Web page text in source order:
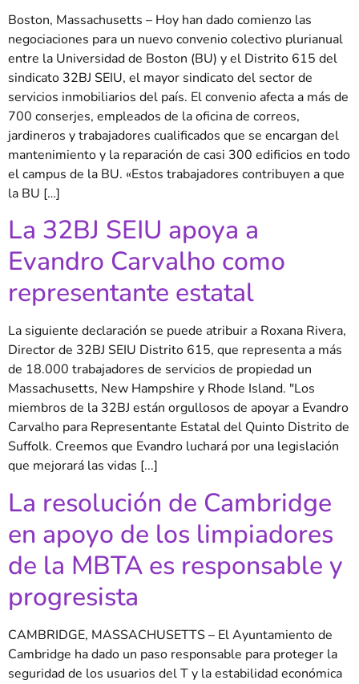
Boston, Massachusetts – Hoy han dado comienzo las
negociaciones para un nuevo convenio colectivo plurianual
entre la Universidad de Boston (BU) y el Distrito 615 del
sindicato 32BJ SEIU, el mayor sindicato del sector de
servicios inmobiliarios del país. El convenio afecta a más de
700 conserjes, empleados de la oficina de correos,
jardineros y trabajadores cualificados que se encargan del
mantenimiento y la reparación de casi 300 edificios en todo
el campus de la BU. «Estos trabajadores contribuyen a que
la BU […]
La 32BJ SEIU apoya a
Evandro Carvalho como
representante estatal
La siguiente declaración se puede atribuir a Roxana Rivera,
Director de 32BJ SEIU Distrito 615, que representa a más
de 18.000 trabajadores de servicios de propiedad un
Massachusetts, New Hampshire y Rhode Island. "Los
miembros de la 32BJ están orgullosos de apoyar a Evandro
Carvalho para Representante Estatal del Quinto Distrito de
Suffolk. Creemos que Evandro luchará por una legislación
que mejorará las vidas [...]
La resolución de Cambridge
en apoyo de los limpiadores
de la MBTA es responsable y
progresista
CAMBRIDGE, MASSACHUSETTS – El Ayuntamiento de
Cambridge ha dado un paso responsable para proteger la
seguridad de los usuarios del T y la estabilidad económica